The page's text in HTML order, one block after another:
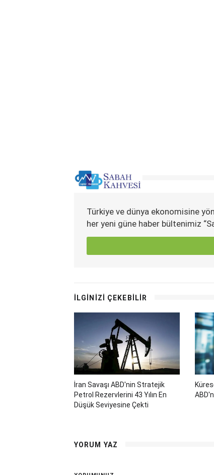
Türkiye ve dünya ekonomisine
her yeni güne haber bültenimiz
İLGİNİZİ ÇEKEBİLİR
İran Savaşı ABD'nin Stratejik
Petrol Rezervlerini 43 Yılın En
Düşük Seviyesine Çekti
YORUM YAZ